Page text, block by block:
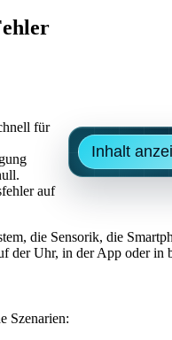
Inhalt
für
auf
die Sensorik, die
der Uhr, in der App oder in
Szenarien: